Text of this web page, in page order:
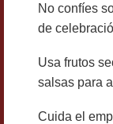
No confíes
de
Usa frutos
salsas para
Cuida el